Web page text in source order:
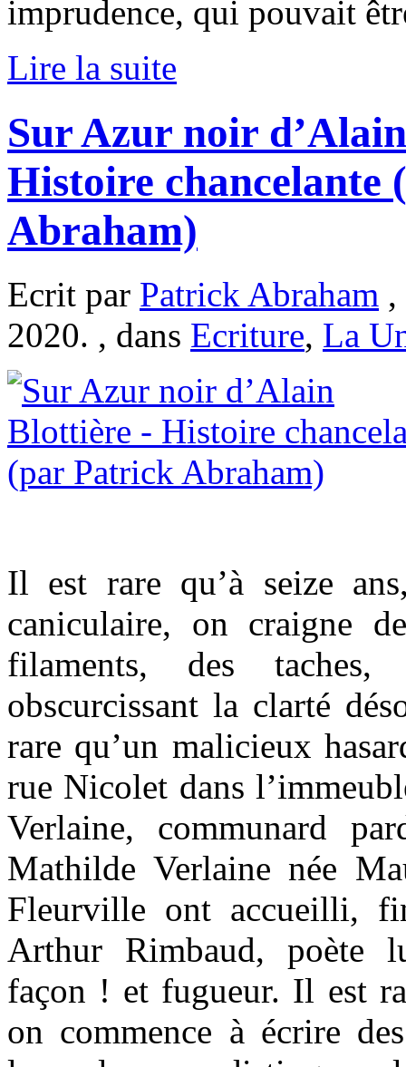
imprudence, qui pouvait
Lire la suite
Sur Azur noir
Histoire chancelante
Abraham)
Ecrit par Patrick Abraham ,
2020. , dans Ecriture, La
Il est rare qu’à seize
caniculaire, on craigne
filaments, des
obscurcissant la clarté
rare qu’un malicieux
rue Nicolet dans
Verlaine, communard
Mathilde Verlaine née
Fleurville ont accueilli,
Arthur Rimbaud, poète
façon ! et fugueur. Il est
on commence à écrire